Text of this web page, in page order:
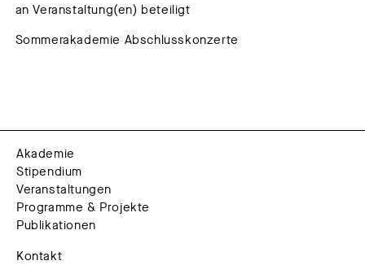
an Veranstaltung(en) beteiligt
Sommerakademie Abschlusskonzerte
Akademie
Stipendium
Veranstaltungen
Programme & Projekte
Publikationen
Kontakt